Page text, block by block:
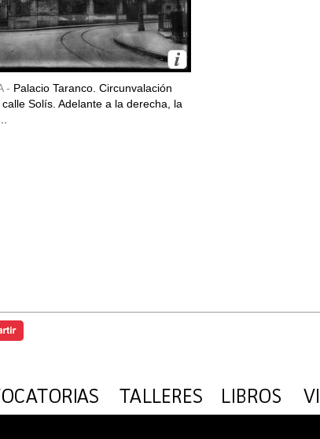
- Palacio Taranco. Circunvalación
Solís. Adelante a la derecha, la